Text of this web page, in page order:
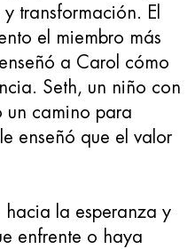
transformación. El
el miembro más
a Carol cómo
Seth, un niño con
un camino para
enseñó que el valor
la esperanza y
enfrente o haya